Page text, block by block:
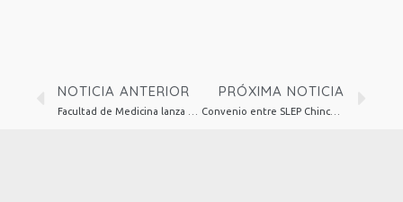
NOTICIA ANTERIOR PRÓXIMA NOTICIA
Convenio entre SLEP Chinchorro y Facultad de Administración y Economía busca fortalecer la educación técnico-profesional en la región